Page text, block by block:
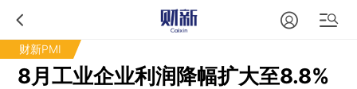
财新PMI
8月工业企业利润降幅扩大至8.8%